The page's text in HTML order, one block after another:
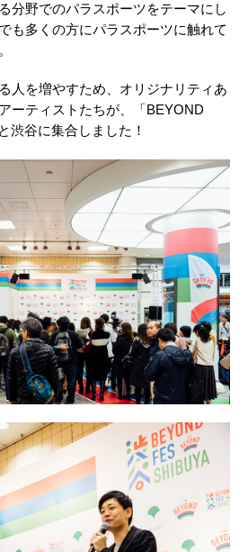
分野でのパラスポーツをテーマにし
も多くの方にパラスポーツに触れて
人を増やすため、オリジナリティあ
ーティストたちが、「BEYOND
渋谷に集合しました！